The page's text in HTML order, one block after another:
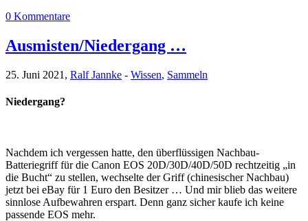
0 Kommentare
Ausmisten/Niedergang …
25. Juni 2021, Ralf Jannke - Wissen, Sammeln
Niedergang?
Nachdem ich vergessen hatte, den überflüssigen Nachbau-
Batteriegriff für die Canon EOS 20D/30D/40D/50D rechtzeitig „in
die Bucht“ zu stellen, wechselte der Griff (chinesischer Nachbau)
jetzt bei eBay für 1 Euro den Besitzer … Und mir blieb das weitere
sinnlose Aufbewahren erspart. Denn ganz sicher kaufe ich keine
passende EOS mehr.